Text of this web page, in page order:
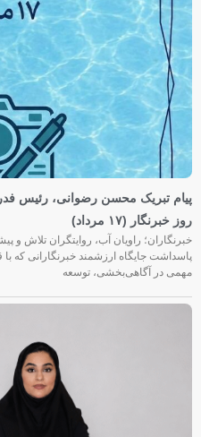
پیام تبریک محسن رضوانی، رئیس
روز خبرنگار (۱۷ مرداد)
پاسداشت جایگاه ارزشمند خبرنگارانی که
مهمی در آگاهی‌بخشی، توسعه